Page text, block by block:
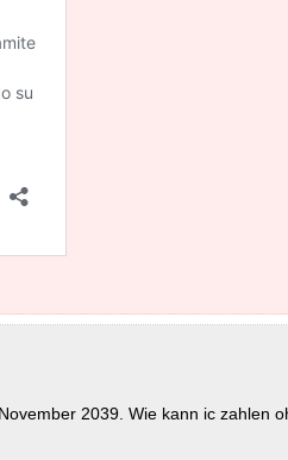
2039. Wie kann ic zahlen